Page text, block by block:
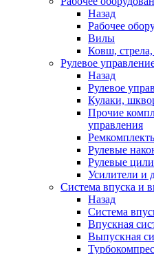
Назад
Рабочее
Вилы
Ковш,
Рулевое
Назад
Рулевое
Кулаки,
Прочие
управления
Рулевые
Рулевые
Усилители и
Система впуска и
Назад
Система
Впускная
Выпускная